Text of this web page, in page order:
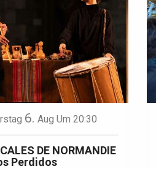
6. Aug Um 20:30
DE NORMANDIE
Perdidos